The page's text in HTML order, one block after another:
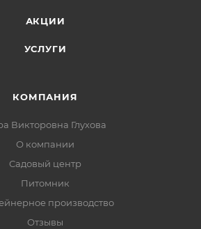
АКЦИИ
УСЛУГИ
КОМПАНИЯ
Викторовна Глухова
О компании
Садовый центр
Питомник
производство
Отзывы